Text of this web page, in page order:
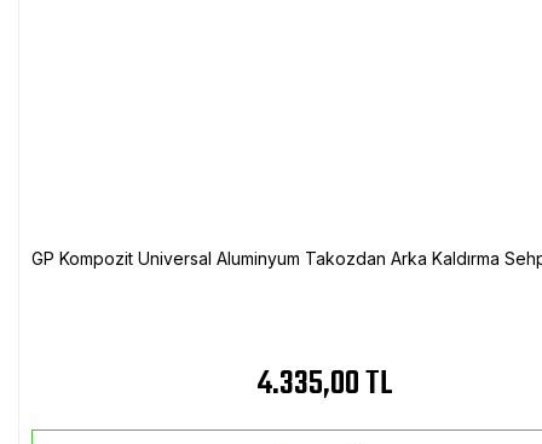
GP Kompozit Universal Aluminyum Takozdan Arka Kaldırma
4.335,00 TL